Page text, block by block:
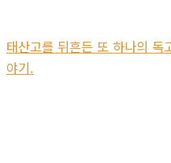
태산고를 뒤흔든 또 하나의
야기.